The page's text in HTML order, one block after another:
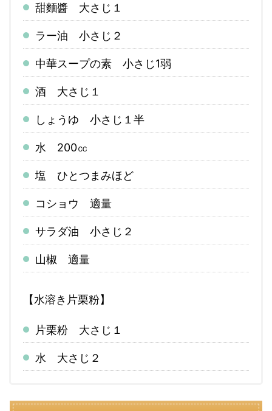
甜麵醬 大さじ１
ラー油 小さじ２
中華スープの素 小さじ1弱
酒 大さじ１
しょうゆ 小さじ１半
水 200㏄
塩 ひとつまみほど
コショウ 適量
サラダ油 小さじ２
山椒 適量
【水溶き片栗粉】
片栗粉 大さじ１
水 大さじ２